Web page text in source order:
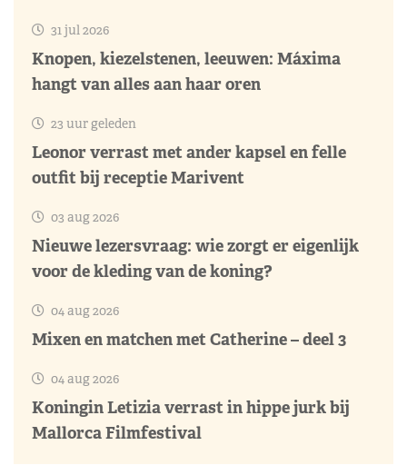
31 jul 2026
Knopen, kiezelstenen, leeuwen: Máxima
hangt van alles aan haar oren
23 uur geleden
Leonor verrast met ander kapsel en felle
outfit bij receptie Marivent
03 aug 2026
Nieuwe lezersvraag: wie zorgt er eigenlijk
voor de kleding van de koning?
04 aug 2026
Mixen en matchen met Catherine – deel 3
04 aug 2026
Koningin Letizia verrast in hippe jurk bij
Mallorca Filmfestival